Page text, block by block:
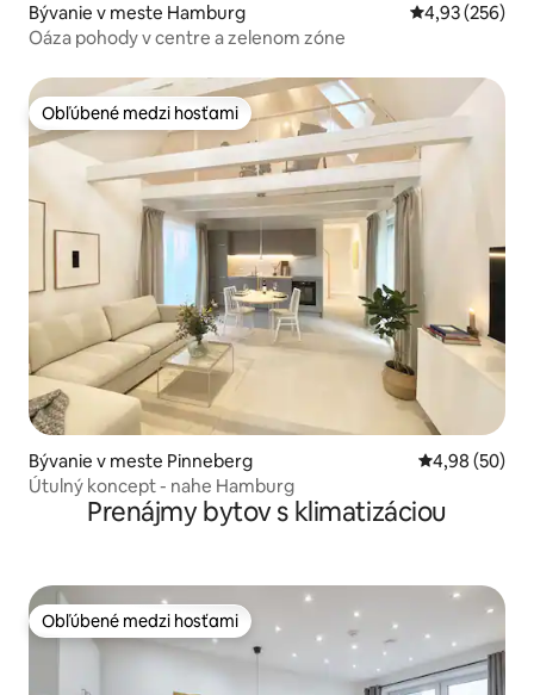
Bývanie v meste Hamburg Priemerné
4,93 (256)
Oáza pohody v centre a zelenom zóne
Obľúbené medzi hosťami
Obľúbené medzi hosťami
Bývanie v meste Pinneberg Priemerné
4,98 (50)
Útulný koncept - nahe Hamburg
Prenájmy bytov s klimatizáciou
Obľúbené medzi hosťami
Obľúbené medzi hosťami